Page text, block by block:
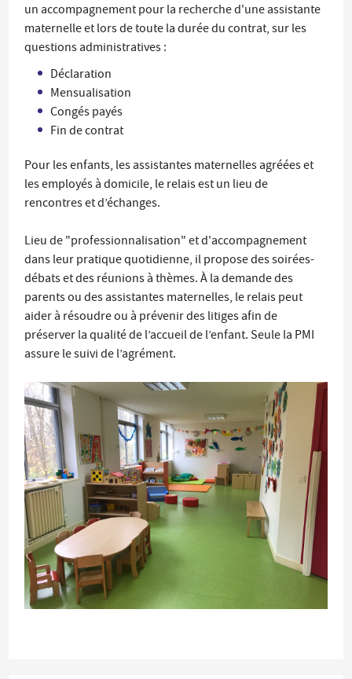
un accompagnement pour la recherche d'une assistante
maternelle et lors de toute la durée du contrat, sur les
questions administratives :
Déclaration
Mensualisation
Congés payés
Fin de contrat
Pour les enfants, les assistantes maternelles agréées et
les employés à domicile, le relais est un lieu de
rencontres et d’échanges.
Lieu de "professionnalisation" et d'accompagnement
dans leur pratique quotidienne, il propose des soirées-
débats et des réunions à thèmes. À la demande des
parents ou des assistantes maternelles, le relais peut
aider à résoudre ou à prévenir des litiges afin de
préserver la qualité de l’accueil de l’enfant. Seule la PMI
assure le suivi de l’agrément.